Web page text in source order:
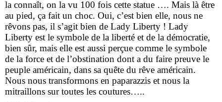
la connaît, on la vu 100 fois cette statue …. Mais là être
au pied, ça fait un choc. Oui, c’est bien elle, nous ne
rêvons pas, il s’agit bien de Lady Liberty ! Lady
Liberty est le symbole de la liberté et de la démocratie,
bien sûr, mais elle est aussi perçue comme le symbole
de la force et de l’obstination dont a du faire preuve le
peuple américain, dans sa quête du rêve américain.
Nous nous transformons en paparazzis et nous la
mitraillons sur toutes les coutures…..